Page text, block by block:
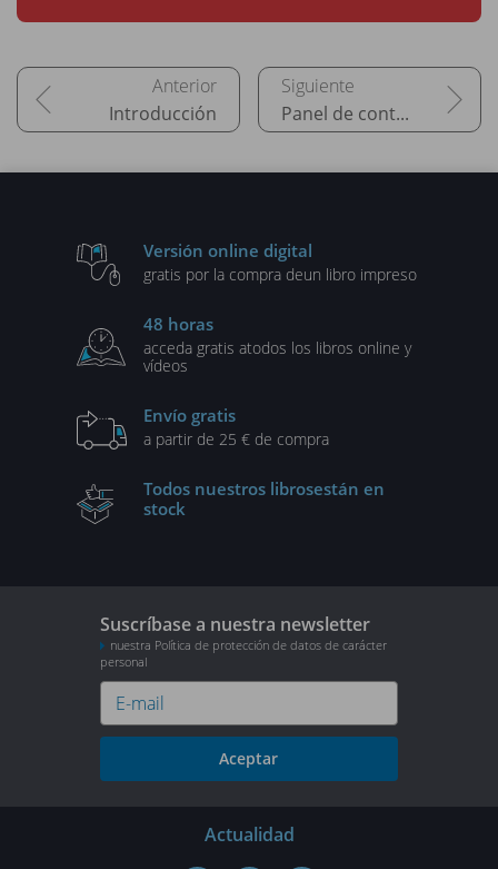
Introducción Panel de control y línea de comandos
Versión online digital
gratis por la compra deun libro impreso
48 horas
acceda gratis atodos los libros online y
vídeos
Envío gratis
a partir de 25 € de compra
Todos nuestros librosestán en
stock
Suscríbase a nuestra newsletter
nuestra Política de protección de datos de carácter
personal
Aceptar
Actualidad